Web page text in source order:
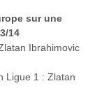
sur une
14
Ibrahimovic
Ligue 1 : Zlatan